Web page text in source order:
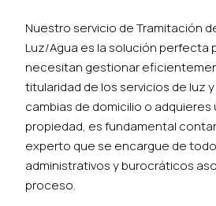
Nuestro servicio de Tramitación
Luz/Agua es la solución perfecta
necesitan gestionar
titularidad de los servicios de luz
cambias de domicilio o adquieres
propiedad, es fundamental
experto que se encargue de
administrativos y burocráticos
proceso.